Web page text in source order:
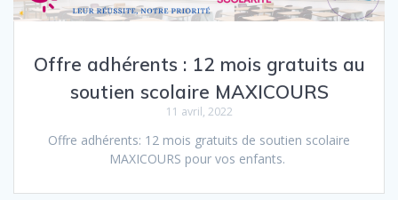
Offre adhérents : 12 mois gratuits au
soutien scolaire MAXICOURS
11 avril, 2022
Offre adhérents: 12 mois gratuits de soutien scolaire
MAXICOURS pour vos enfants.